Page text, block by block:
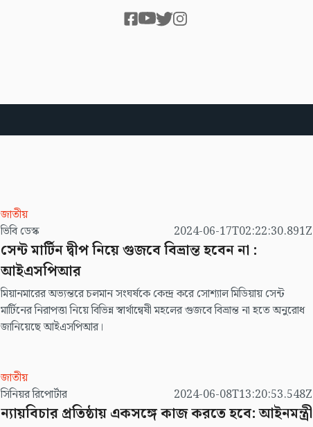
জাতীয়
ভিবি ডেস্ক
2024-06-17T02:22:30.891Z
সেন্ট মার্টিন দ্বীপ নিয়ে গুজবে বিভ্রান্ত হবেন না :
আইএসপিআর
মিয়ানমারের অভ্যন্তরে চলমান সংঘর্ষকে কেন্দ্র করে সোশ্যাল মিডিয়ায় সেন্ট
মার্টিনের নিরাপত্তা নিয়ে বিভিন্ন স্বার্থান্বেষী মহলের গুজবে বিভ্রান্ত না হতে অনুরোধ
জানিয়েছে আইএসপিআর।
জাতীয়
সিনিয়র রিপোর্টার
2024-06-08T13:20:53.548Z
ন্যায়বিচার প্রতিষ্ঠায় একসঙ্গে কাজ করতে হবে: আইনমন্ত্রী